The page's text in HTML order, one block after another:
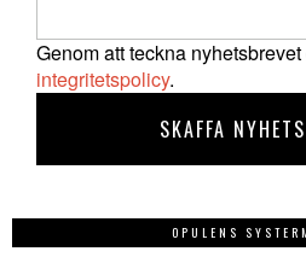
Genom att teckna
integritetspolicy.
OPULENS